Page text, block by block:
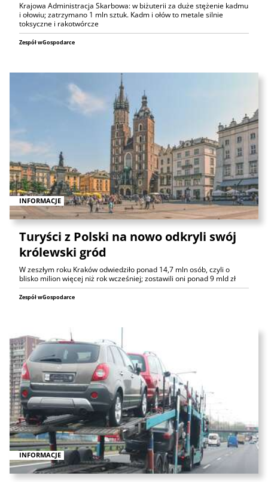
Krajowa Administracja Skarbowa: w biżuterii za duże stężenie kadmu
i ołowiu; zatrzymano 1 mln sztuk. Kadm i ołów to metale silnie
toksyczne i rakotwórcze
Zespół wGospodarce
INFORMACJE
Turyści z Polski na nowo odkryli swój
królewski gród
W zeszłym roku Kraków odwiedziło ponad 14,7 mln osób, czyli o
blisko milion więcej niż rok wcześniej; zostawili oni ponad 9 mld zł
Zespół wGospodarce
INFORMACJE